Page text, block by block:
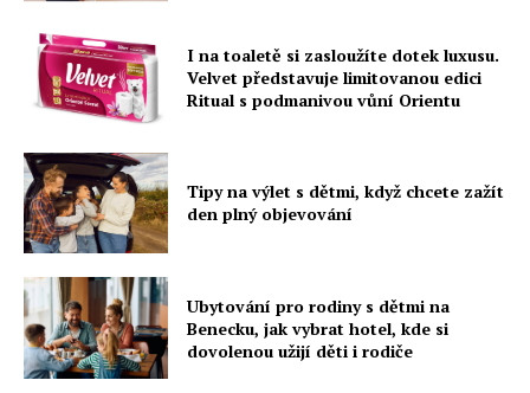
I na toaletě si zasloužíte dotek luxusu.
Velvet představuje limitovanou edici
Ritual s podmanivou vůní Orientu
Tipy na výlet s dětmi, když chcete zažít
den plný objevování
Ubytování pro rodiny s dětmi na
Benecku, jak vybrat hotel, kde si
dovolenou užijí děti i rodiče